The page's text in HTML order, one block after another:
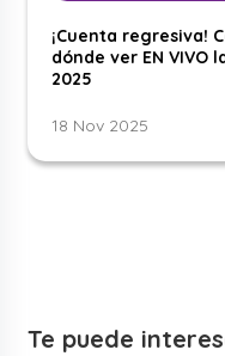
¡Cuenta regresiva!
dónde ver EN VIVO
2025
18 Nov 2025
Te puede